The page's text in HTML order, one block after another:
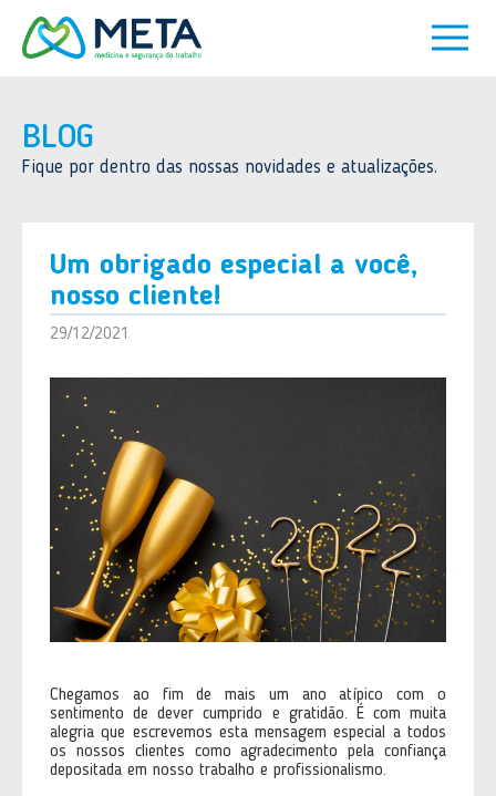
BLOG
Fique por dentro das nossas novidades e atualizações.
Um obrigado especial a você,
nosso cliente!
29/12/2021
Chegamos ao fim de mais um ano atípico com o
sentimento de dever cumprido e gratidão. É com muita
alegria que escrevemos esta mensagem especial a todos
os nossos clientes como agradecimento pela confiança
depositada em nosso trabalho e profissionalismo.